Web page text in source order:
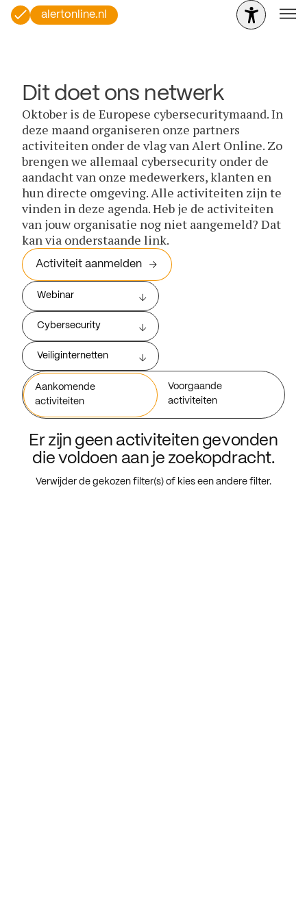
alertonline.nl
Dit doet ons netwerk
Oktober is de Europese cybersecuritymaand. In
deze maand organiseren onze partners
activiteiten onder de vlag van Alert Online. Zo
brengen we allemaal cybersecurity onder de
aandacht van onze medewerkers, klanten en
hun directe omgeving. Alle activiteiten zijn te
vinden in deze agenda. Heb je de activiteiten
van jouw organisatie nog niet aangemeld? Dat
kan via onderstaande link.
Activiteit aanmelden
Webinar
Cybersecurity
Veiliginternetten
Aankomende
activiteiten
Voorgaande
activiteiten
Er zijn geen activiteiten gevonden
die voldoen aan je zoekopdracht.
Verwijder de gekozen filter(s) of kies een andere filter.